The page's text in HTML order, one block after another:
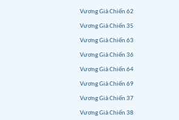
Vương Giả Chiến 62
Vương Giả Chiến 35
Vương Giả Chiến 63
Vương Giả Chiến 36
Vương Giả Chiến 64
Vương Giả Chiến 69
Vương Giả Chiến 37
Vương Giả Chiến 38